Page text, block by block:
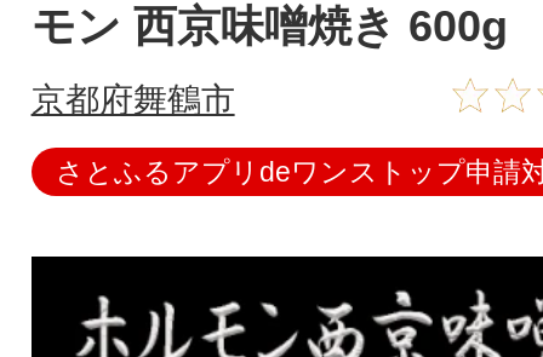
モン 西京味噌焼き 600g
京都府舞鶴市
さとふるアプリdeワンストップ申請